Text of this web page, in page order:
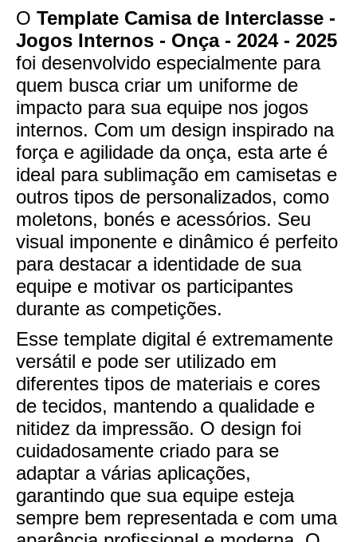
O Template Camisa de Interclasse -
Jogos Internos - Onça - 2024 - 2025
foi desenvolvido especialmente para
quem busca criar um uniforme de
impacto para sua equipe nos jogos
internos. Com um design inspirado na
força e agilidade da onça, esta arte é
ideal para sublimação em camisetas e
outros tipos de personalizados, como
moletons, bonés e acessórios. Seu
visual imponente e dinâmico é perfeito
para destacar a identidade de sua
equipe e motivar os participantes
durante as competições.
Esse template digital é extremamente
versátil e pode ser utilizado em
diferentes tipos de materiais e cores
de tecidos, mantendo a qualidade e
nitidez da impressão. O design foi
cuidadosamente criado para se
adaptar a várias aplicações,
garantindo que sua equipe esteja
sempre bem representada e com uma